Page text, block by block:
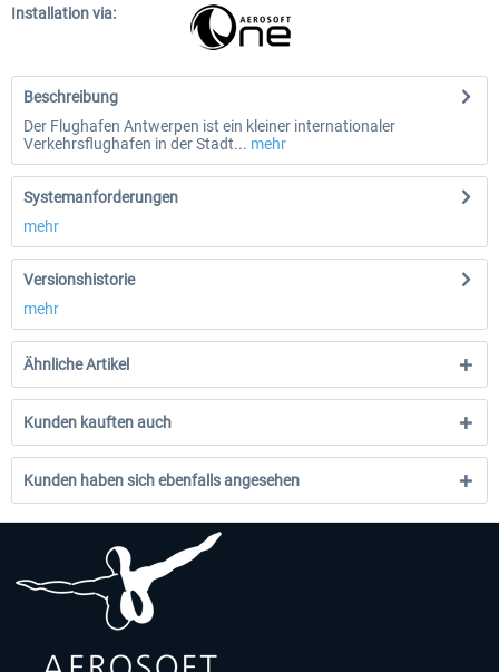
Installation via:
Beschreibung
Der Flughafen Antwerpen ist ein kleiner internationaler
Verkehrsflughafen in der Stadt... mehr
Systemanforderungen
mehr
Versionshistorie
mehr
Ähnliche Artikel
Kunden kauften auch
Kunden haben sich ebenfalls angesehen